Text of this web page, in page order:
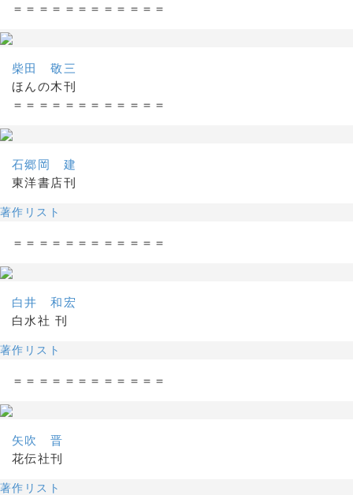
＝＝＝＝＝＝＝＝＝＝＝＝
柴田 敬三
ほんの木刊
＝＝＝＝＝＝＝＝＝＝＝＝
石郷岡 建
東洋書店刊
著作リスト
＝＝＝＝＝＝＝＝＝＝＝＝
白井 和宏
白水社 刊
著作リスト
＝＝＝＝＝＝＝＝＝＝＝＝
矢吹 晋
花伝社刊
著作リスト